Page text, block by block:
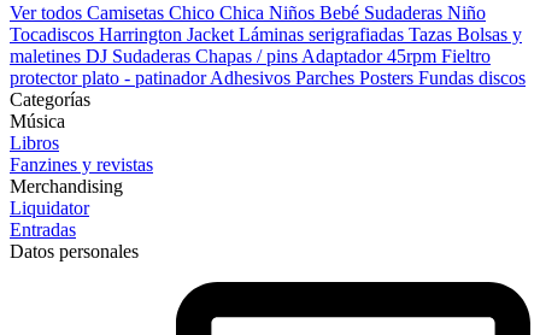
Ver todos Camisetas Chico Chica Niños Bebé Sudaderas Niño
Tocadiscos Harrington Jacket Láminas serigrafiadas Tazas Bolsas y
maletines DJ Sudaderas Chapas / pins Adaptador 45rpm Fieltro
protector plato - patinadorAdhesivos Parches Posters Fundas discos
Categorías
Música
Libros
Fanzines y revistas
Merchandising
Liquidator
Entradas
Datos personales